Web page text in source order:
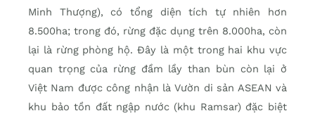
Minh Thượng), có tổng diện tích tự nhiên hơn
8.500ha; trong đó, rừng đặc dụng trên 8.000ha, còn
lại là rừng phòng hộ. Đây là một trong hai khu vực
quan trọng của rừng đầm lầy than bùn còn lại ở
Việt Nam được công nhận là Vườn di sản ASEAN và
khu bảo tồn đất ngập nước (khu Ramsar) đặc biệt